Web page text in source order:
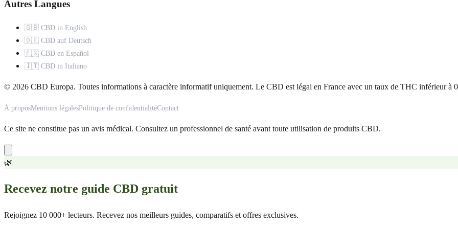
Autres Langues
🇬🇧 CBD in English
🇩🇪 CBD auf Deutsch
🇪🇸 CBD en Español
🇮🇹 CBD in Italiano
© 2026 CBD Europa. Toutes informations à caractère informatif uniquement. Le CBD est légal en France avec un taux de THC inférieur à
À proposMentions légalesPolitique de confidentialitéContact
Ce site ne constitue pas un avis médical. Consultez un professionnel de santé avant toute utilisation de produits CBD.
🌿
Recevez notre guide CBD gratuit
Rejoignez 10 000+ lecteurs. Recevez nos meilleurs guides, comparatifs et offres exclusives.